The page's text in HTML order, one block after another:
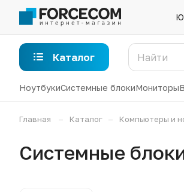
Каталог
НоутбукиСистемные блокиМониторы
Главная – Каталог – Компьютеры и
Системные